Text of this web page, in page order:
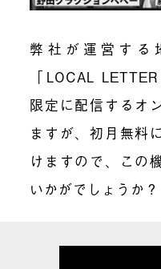
弊社が運営する
「LOCAL
限定に配信するオ
ますが、初月無料
けますので、この
いかがでしょうか？